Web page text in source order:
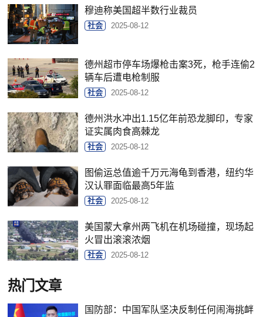
穆迪称美国超半数行业裁员
社会 2025-08-12
德州超市停车场爆枪击案3死，枪手连偷2
辆车后遭电枪制服
社会 2025-08-12
德州洪水冲出1.15亿年前恐龙脚印，专家
证实属肉食高棘龙
社会 2025-08-12
图偷运总值逾千万元海龟到香港，纽约华
汉认罪面临最高5年监
社会 2025-08-12
美国蒙大拿州两飞机在机场碰撞，现场起
火冒出滚滚浓烟
社会 2025-08-12
热门文章
国防部：中国军队坚决反制任何闹海挑衅